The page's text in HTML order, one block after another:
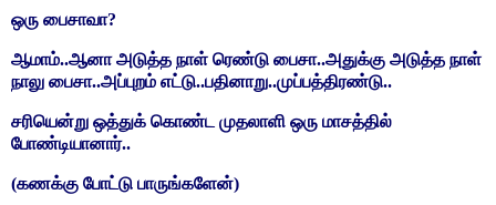
ஒரு பைசாவா?
ஆமாம்..ஆனா அடுத்த நாள் ரெண்டு பைசா..அதுக்கு அடுத்த நாள்
நாலு பைசா..அப்புறம் எட்டு..பதினாறு..முப்பத்திரண்டு..
சரியென்று ஒத்துக் கொண்ட முதலாளி ஒரு மாசத்தில்
போண்டியானார்..
(கணக்கு போட்டு பாருங்களேன்)